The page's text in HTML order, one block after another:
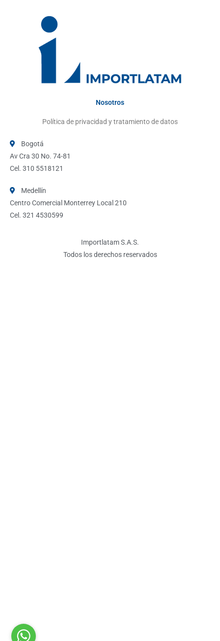
Nosotros
Política de privacidad y tratamiento de datos
Bogotá
Av Cra 30 No. 74-81
Cel. 310 5518121
Medellín
Centro Comercial Monterrey Local 210
Cel. 321 4530599
Importlatam S.A.S.
Todos los derechos reservados